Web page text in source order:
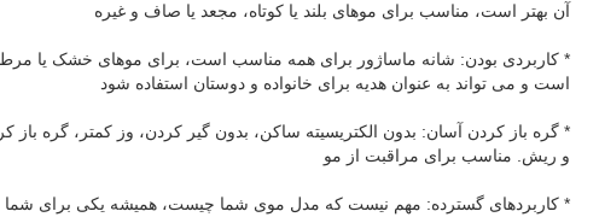
آن بهتر است، مناسب برای موهای بلند یا کوتاه، مجعد یا صاف و غیره
* کاربردی بودن: شانه ماساژور برای همه مناسب است، برای موهای خشک یا
است و می تواند به عنوان هدیه برای خانواده و دوستان استفاده شود
* گره باز کردن آسان: بدون الکتریسیته ساکن، بدون گیر کردن، وز کمتر، گره باز
و ریش. مناسب برای مراقبت از مو
* کاربردهای گسترده: مهم نیست که مدل موی شما چیست، همیشه یکی برای شما